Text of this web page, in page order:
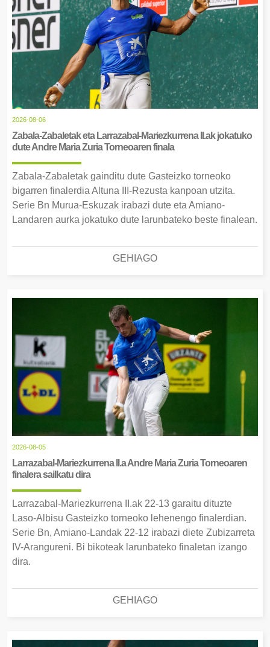
2026-08-06
Zabala-Zabaletak eta Larrazabal-Mariezkurrena II.ak jokatuko
dute Andre Maria Zuria Torneoaren finala
Zabala-Zabaletak gainditu dute Gasteizko torneoko
bigarren finalerdia Altuna III-Rezusta kanpoan utzita.
Serie Bn Murua-Eskuzak irabazi dute eta Amiano-
Landaren aurka jokatuko dute larunbateko beste finalean.
GEHIAGO
2026-08-05
Larrazabal-Mariezkurrena II.a Andre Maria Zuria Torneoaren
finalera sailkatu dira
Larrazabal-Mariezkurrena II.ak 22-13 garaitu dituzte
Laso-Albisu Gasteizko torneoko lehenengo finalerdian.
Serie Bn, Amiano-Landak 22-12 irabazi diete Zubizarreta
IV-Arangureni. Bi bikoteak larunbateko finaletan izango
dira.
GEHIAGO